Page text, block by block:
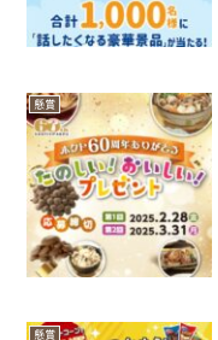
懸賞
懸賞